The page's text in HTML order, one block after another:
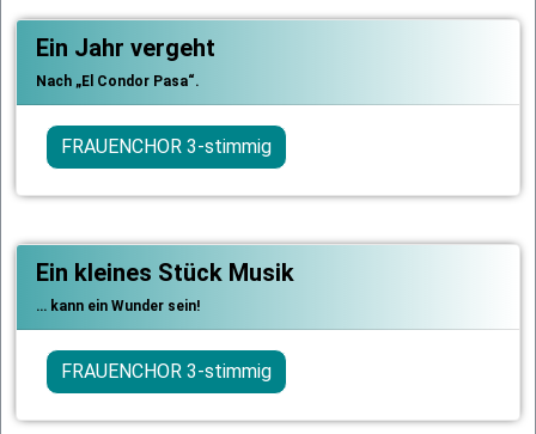
Ein Jahr vergeht
Nach „El Condor Pasa“.
FRAUENCHOR 3-stimmig
Ein kleines Stück Musik
… kann ein Wunder sein!
FRAUENCHOR 3-stimmig